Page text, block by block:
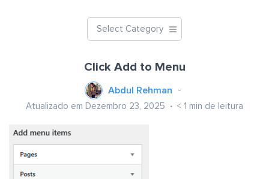
Select Category
Click Add to Menu
Abdul Rehman
Atualizado em Dezembro 23, 2025 < 1 min de leitura